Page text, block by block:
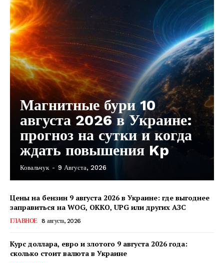
Магнитные бури 10
августа 2026 в Украине:
прогноз на сутки и когда
ждать повышения Kp
Ковальчук - 9 Августа, 2026
Цены на бензин 9 августа 2026 в Украине: где выгоднее
заправиться на WOG, OKKO, UPG или других АЗС
ГЛАВНОЕ 8 августа, 2026
Курс доллара, евро и злотого 9 августа 2026 года:
сколько стоит валюта в Украине